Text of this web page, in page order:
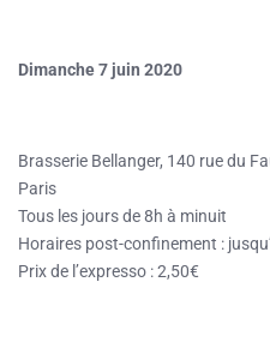
Dimanche 7 juin 2020
Brasserie Bellanger, 140 rue du
Paris
Tous les jours de 8h à minuit
Horaires post-confinement :
Prix de l’expresso : 2,50€